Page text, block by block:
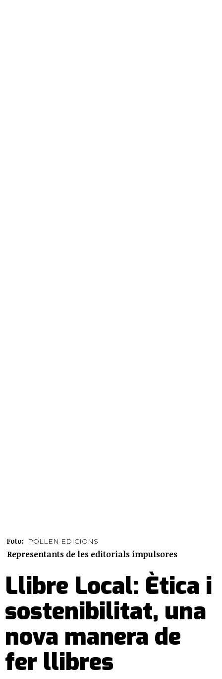
Foto: POL·LEN EDICIONS
Representants de les editorials impulsores
Llibre Local: Ètica i
sostenibilitat, una
nova manera de
fer llibres